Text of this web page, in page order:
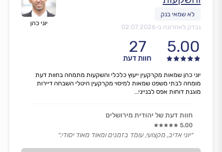
יוני כהן
נבדק לאחרונה ב-02.07.2026
5.00
27
חוות דעת
יוני כהן שמאות מקרקעין ייעוץ כלכלי והשקעות מתמחה בחוות דעת
מומחה לבתי משפט שמאות למיסוי מקרקעין היטלי השבחה דיירות
מוגנת דוחות אפס לבנייני...
חוות דעת של יהודית מירושלים
5.00
״יוני אדיב, מקצועי, עומד בזמנים ומאוד מאוד יסודי.״